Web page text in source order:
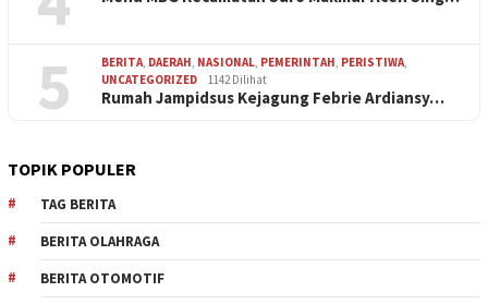
5 BERITA DAERAH NASIONAL PEMERINTAH PERISTIWA
UNCATEGORIZED
1142 Dilihat
Rumah Jampidsus Kejagung Febrie Ardiansy…
TOPIK POPULER
TAG BERITA
BERITA OLAHRAGA
BERITA OTOMOTIF